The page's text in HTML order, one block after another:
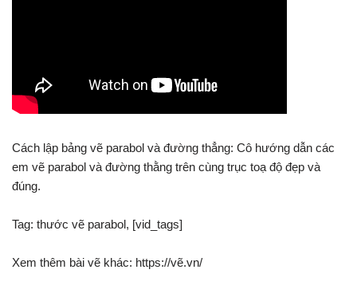
Cách lập bảng vẽ parabol và đường thẳng: Cô hướng dẫn các
em vẽ parabol và đường thằng trên cùng trục toạ độ đẹp và
đúng.
Tag: thước vẽ parabol, [vid_tags]
Xem thêm bài vẽ khác: https://vẽ.vn/